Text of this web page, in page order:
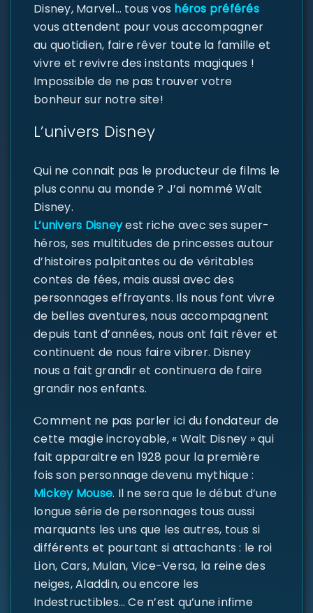
Disney, Marvel… tous vos héros préférés
vous attendent pour vous accompagner
au quotidien, faire rêver toute la famille et
vivre et revivre des instants magiques !
Impossible de ne pas trouver votre
bonheur sur notre site!
L’univers Disney
Qui ne connait pas le producteur de films le
plus connu au monde ? J’ai nommé Walt
Disney.
L’univers Disneyest riche avec ses super-
héros, ses multitudes de princesses autour
d’histoires palpitantes ou de véritables
contes de fées, mais aussi avec des
personnages effrayants. Ils nous font vivre
de belles aventures, nous accompagnent
depuis tant d’années, nous ont fait rêver et
continuent de nous faire vibrer. Disney
nous a fait grandir et continuera de faire
grandir nos enfants.
Comment ne pas parler ici du fondateur de
cette magie incroyable, « Walt Disney » qui
fait apparaitre en 1928 pour la première
fois son personnage devenu mythique :
Mickey Mouse. Il ne sera que le début d’une
longue série de personnages tous aussi
marquants les uns que les autres, tous si
différents et pourtant si attachants : le roi
Lion, Cars, Mulan, Vice-Versa, la reine des
neiges, Aladdin, ou encore les
Indestructibles… Ce n’est qu’une infime